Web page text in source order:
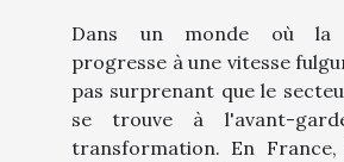
Dans un monde où la
progresse à une vitesse
pas surprenant que le
se trouve à l'avant-
transformation. En